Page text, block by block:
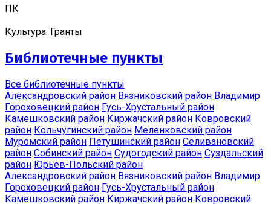
ПК
Культура. Гранты
Библиотечные пункты
Все библиотечные пункты
Александровский район Вязниковский район Владимир
Гороховецкий район Гусь-Хрустальный район
Камешковский район Киржачский район Ковровский
район Кольчугинский район Меленковский район
Муромский район Петушинский район Селивановский
район Собинский район Судогодский район Суздальский
район Юрьев-Польский район
Александровский район Вязниковский район Владимир
Гороховецкий район Гусь-Хрустальный район
Камешковский район Киржачский район Ковровский